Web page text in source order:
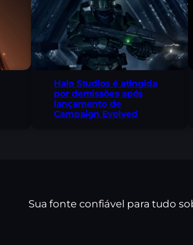
Halo Studios é atingida
por demissões após
lançamento de
Campaign Evolved
Sua fonte confiável para tudo